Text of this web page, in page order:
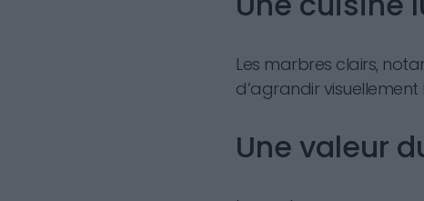
Les marbres clairs,
d’agrandir
Une valeur